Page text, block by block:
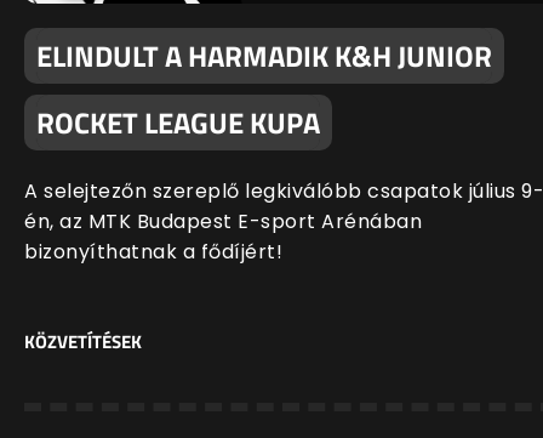
ELINDULT A HARMADIK K&H JUNIOR
ROCKET LEAGUE KUPA
A selejtezőn szereplő legkiválóbb csapatok július 9-
én, az MTK Budapest E-sport Arénában
bizonyíthatnak a fődíjért!
KÖZVETÍTÉSEK